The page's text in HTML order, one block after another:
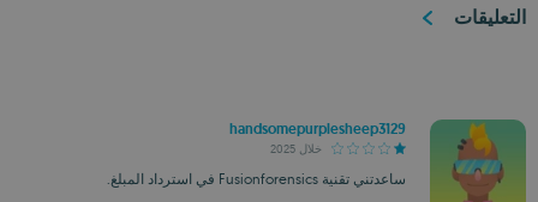
التعليقات
handsomepurplesheep3129
خلال 2025
ساعدتني تقنية Fusionforensics في استرداد المبلغ.